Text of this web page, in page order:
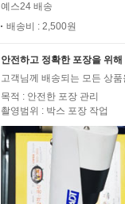
예스24 배송
배송비 : 2,500원
안전하고 정확한 포장을 위
고객님께 배송되는 모든 상
목적 : 안전한 포장 관리
촬영범위 : 박스 포장 작업